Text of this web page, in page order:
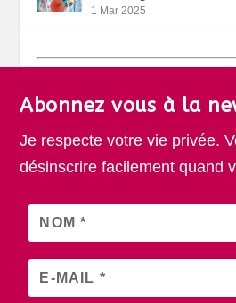
1 Mar 2025
Abonnez vous à la
Je respecte votre vie privée.
désinscrire facilement quand